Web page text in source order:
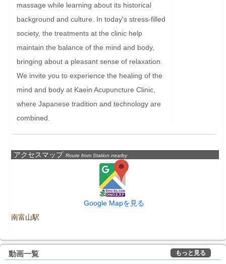
massage while learning about its historical
background and culture. In today's stress-filled
society, the treatments at the clinic help
maintain the balance of the mind and body,
bringing about a pleasant sense of relaxation.
We invite you to experience the healing of the
mind and body at Kaein Acupuncture Clinic,
where Japanese tradition and technology are
combined.
アクセスマップ Route from Station nearby
Google Mapを見る
南富山駅
動画一覧 もっと見る